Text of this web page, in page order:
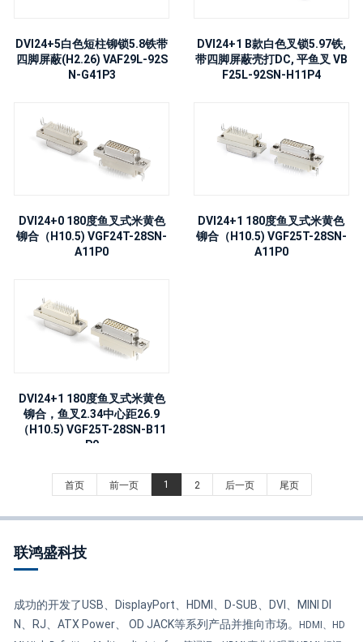
DVI24+5白色短柱铆锁5.8铁带
四脚屏蔽(H2.26) VAF29L-92S
N-G41P3
DVI24+1 B款白色叉锁5.97铁,
带四脚屏蔽壳打DC, 平鱼叉 VB
F25L-92SN-H11P4
DVI24+0 180度鱼叉式米黄色
铆合（H10.5) VGF24T-28SN-
A11P0
DVI24+1 180度鱼叉式米黄色
铆合（H10.5) VGF25T-28SN-
A11P0
DVI24+1 180度鱼叉式米黄色
铆合，鱼叉2.34中心距26.9
（H10.5) VGF25T-28SN-B11
P0
首页 前一页 1 2 后一页 尾页
联鸿盛科技
成功的开发了USB、DisplayPort、HDMI、D-SUB、DVI、MINI DI
N、RJ、ATX Power、 OD JACK等系列产品并推向市场。HDMI、HD